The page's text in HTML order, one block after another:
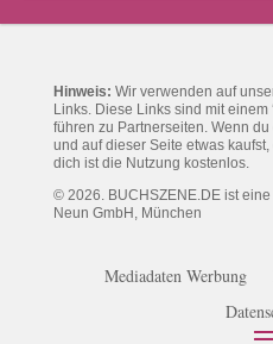
Hinweis: Wir verwenden auf
Links. Diese Links sind mit einem
führen zu Partnerseiten. Wenn
und auf dieser Seite etwas
dich ist die Nutzung kostenlos.
© 2026. BUCHSZENE.DE ist
Neun GmbH, München
Mediadaten Werbung